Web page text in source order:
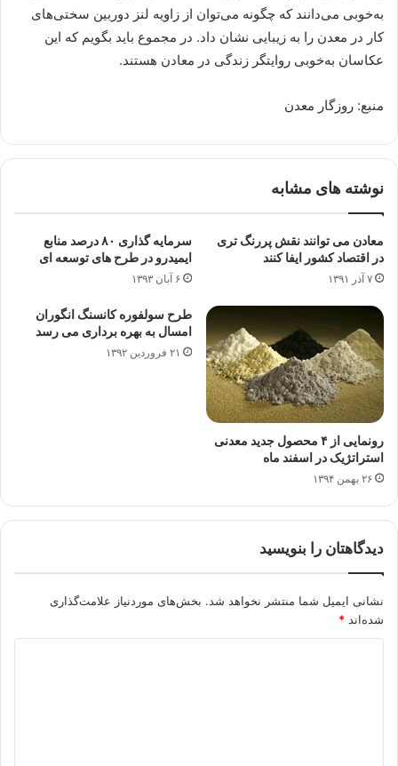
به‌خوبی می‌دانند که چگونه می‌توان از زاویه لنز دوربین سختی‌های
کار در معدن را به زیبایی نشان داد. در مجموع باید بگویم که این
عکاسان به‌خوبی روایتگر زندگی در معادن هستند.
منبع: روزگار معدن
نوشته های مشابه
معادن می توانند نقش پررنگ تری
در اقتصاد کشور ایفا کنند
۷ آذر ۱۳۹۱
سرمایه گذاری ۸۰ درصد منابع
ایمیدرو در طرح های توسعه ای
۶ آبان ۱۳۹۳
رونمایی از ۴ محصول جدید معدنی
استراتژیک در اسفند ماه
۲۶ بهمن ۱۳۹۴
طرح سولفوره کانسنگ انگوران
امسال به بهره برداری می رسد
۲۱ فروردین ۱۳۹۲
دیدگاهتان را بنویسید
نشانی ایمیل شما منتشر نخواهد شد. بخش‌های موردنیاز علامت‌گذاری
شده‌اند *